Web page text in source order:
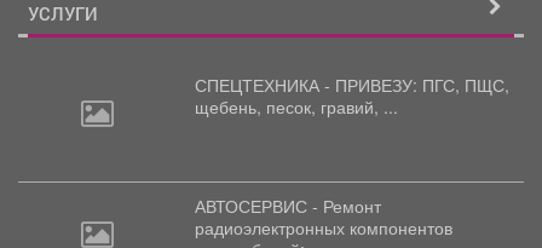
УСЛУГИ
СПЕЦТЕХНИКА - ПРИВЕЗУ: ПГС, ПЩС,
щебень, песок, гравий, ...
АВТОСЕРВИС - Ремонт
радиоэлектронных компонентов